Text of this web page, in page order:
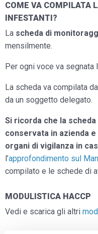
COME VA COMPILATA
INFESTANTI?
La scheda di
mensilmente.
Per ogni voce va segnata
La scheda va compilata
da un soggetto delegato.
Si ricorda che la
conservata in azienda
organi di vigilanza in
l’approfondimento sul
compilato e le schede di
MODULISTICA HACCP
Vedi e scarica gli altri